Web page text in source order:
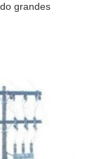
grandes